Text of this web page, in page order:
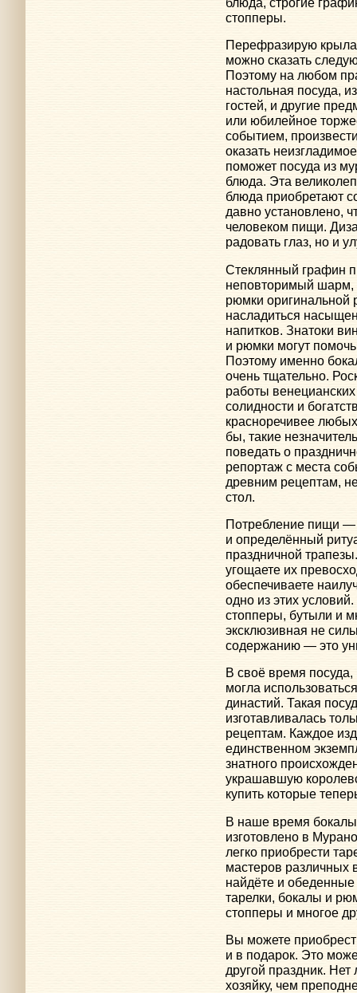
стопперы.
Перефразирую
можно сказать
Поэтому на любом
настольная посуда,
гостей, и другие
или юбилейное
событием,
оказать
поможет посуда из
блюда. Эта
блюда приобретают
давно установлено,
человеком пищи.
радовать глаз, но и
Стеклянный графин
неповторимый шарм,
рюмки оригинальной
насладиться
напитков. Знатоки
и рюмки могут
Поэтому именно
очень тщательно.
работы
солидности и
красноречивее
бы, такие
поведать о
репортаж с места
древним рецептам,
стол.
Потребление пищи —
и определённый
праздничной
угощаете их
обеспечиваете
одно из этих
стопперы, бутыли и
эксклюзивная не
содержанию — это
В своё время посуда,
могла
династий. Такая
изготавливалась
рецептам. Каждое
единственном
знатного
украшавшую
купить которые
В наше время бокалы
изготовлено в
легко приобрести
мастеров
найдёте и
тарелки, бокалы и
стопперы и многое
Вы можете
и в подарок. Это
другой праздник.
хозяйку, чем